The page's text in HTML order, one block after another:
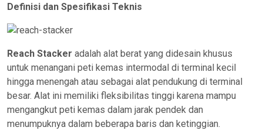
Definisi dan Spesifikasi Teknis
Reach Stacker adalah alat berat yang didesain khusus
untuk menangani peti kemas intermodal di terminal kecil
hingga menengah atau sebagai alat pendukung di terminal
besar. Alat ini memiliki fleksibilitas tinggi karena mampu
mengangkut peti kemas dalam jarak pendek dan
menumpuknya dalam beberapa baris dan ketinggian.